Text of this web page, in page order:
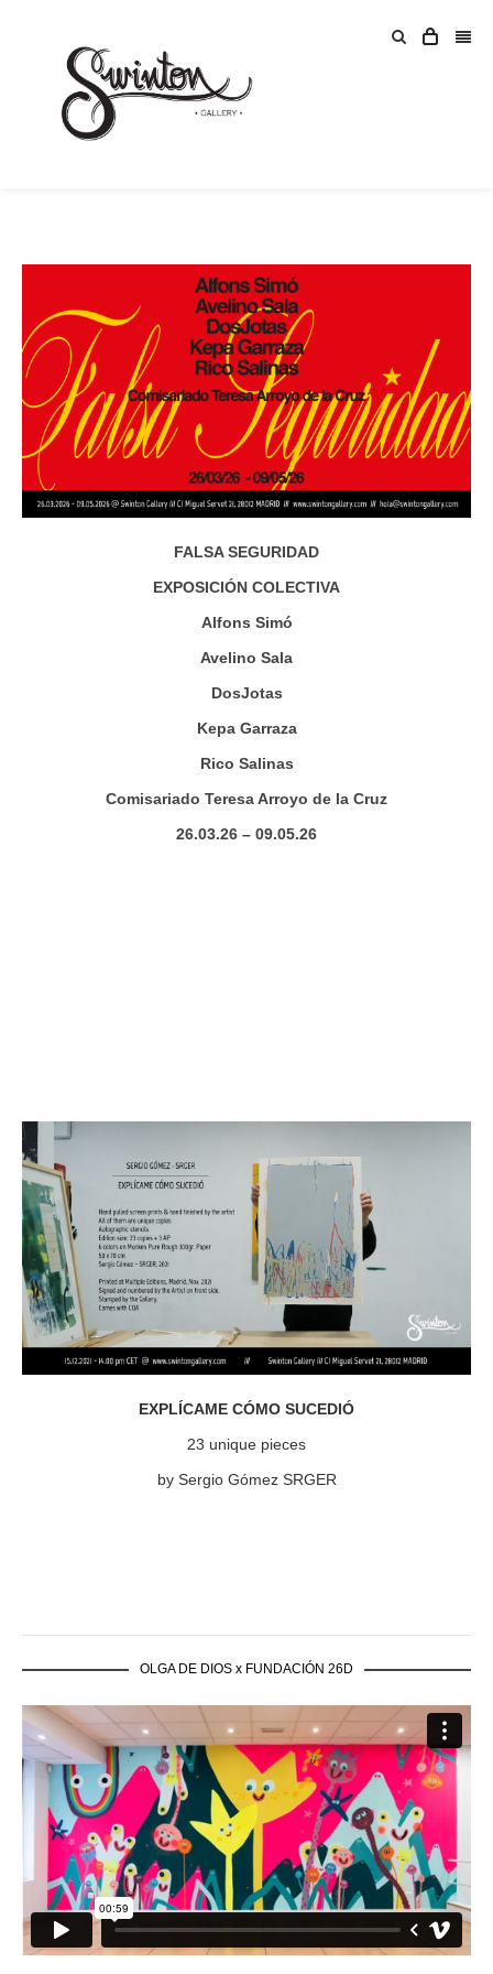
FALSA SEGURIDAD
EXPOSICIÓN COLECTIVA
Alfons Simó
Avelino Sala
DosJotas
Kepa Garraza
Rico Salinas
Comisariado Teresa Arroyo de la Cruz
26.03.26 – 09.05.26
EXPLÍCAME CÓMO SUCEDIÓ
23 unique pieces
by Sergio Gómez SRGER
OLGA DE DIOS x FUNDACIÓN 26D